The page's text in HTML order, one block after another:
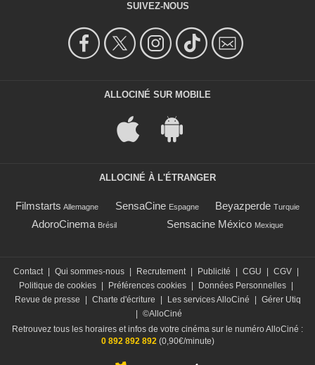
SUIVEZ-NOUS
ALLOCINÉ SUR MOBILE
ALLOCINÉ À L'ÉTRANGER
Filmstarts Allemagne SensaCine Espagne Beyazperde Turquie
AdoroCinema Brésil Sensacine México Mexique
Contact Qui sommes-nous Recrutement Publicité CGU CGV
Politique de cookies
Préférences cookies Données Personnelles
Revue de presse
Charte d'écriture Les services AlloCiné
Gérer Utiq
©AlloCiné
Retrouvez tous les horaires et infos de votre cinéma sur le numéro AlloCiné :
0 892 892 892(0,90€/minute)